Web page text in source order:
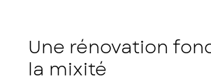
Une rénovation
la mixité